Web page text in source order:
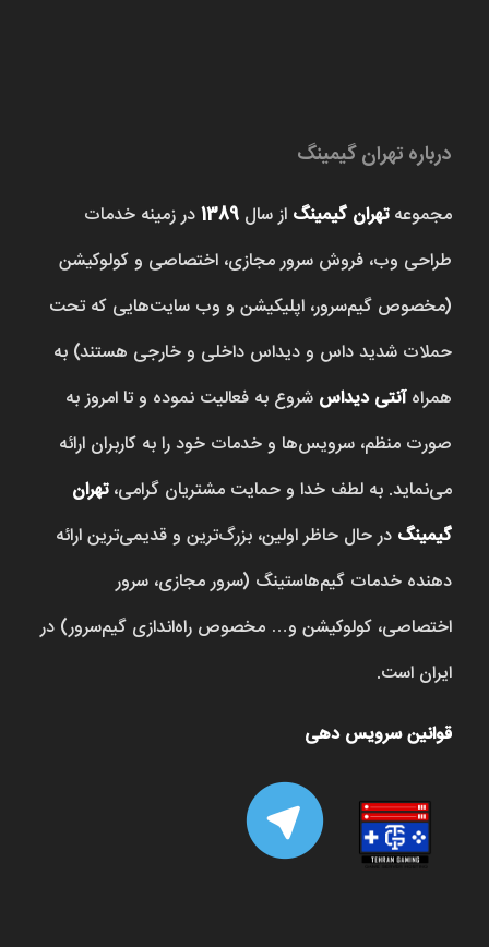
درباره تهران گیمینگ
مجموعهتهران گیمینگ از سال 1389در زمینه خدمات
طراحی وب، فروش‌ سرور مجازی، اختصاصی و کولوکیشن
(مخصوص گیم‌سرور، اپلیکیشن و وب سایت‌هایی که تحت
حملات شدید داس و دیداس داخلی و خارجی هستند) به
همراهآنتی دیداس شروع به فعالیت نموده و تا امروز به
صورت منظم، سرویس‌ها و خدمات خود را به کاربران ارائه
می‌نماید. به لطف خدا و حمایت مشتریان گرامی،تهران
گیمینگ در حال حاظر اولین، بزرگ‌ترین و قدیمی‌ترین ارائه
دهنده خدمات گیم‌هاستینگ (سرور مجازی، سرور
اختصاصی، کولوکیشن و… مخصوص راه‌اندازی گیم‌سرور) در
ایران است.
قوانین سرویس دهی